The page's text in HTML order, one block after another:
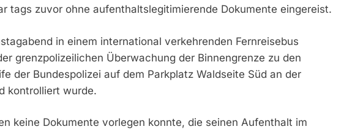
tags zuvor ohne aufenthaltslegitimierende Dokumente eingereist.
in einem international verkehrenden Fernreisebus
grenzpolizeilichen Überwachung der Binnengrenze zu den
der Bundespolizei auf dem Parkplatz Waldseite Süd an der
kontrolliert wurde.
keine Dokumente vorlegen konnte, die seinen Aufenthalt im